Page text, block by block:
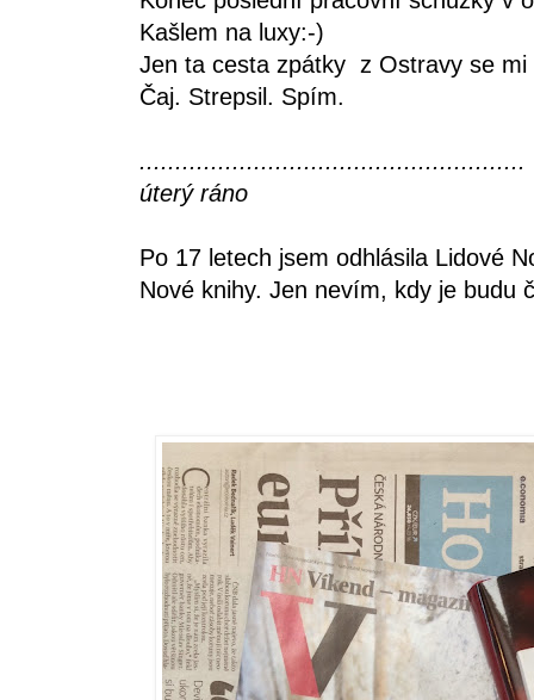
Kašlem na luxy:-)
Jen ta cesta zpátky z Ostravy se mi
Čaj. Strepsil. Spím.
......................................................
úterý ráno
Po 17 letech jsem odhlásila Lidové
Nové knihy. Jen nevím, kdy je budu